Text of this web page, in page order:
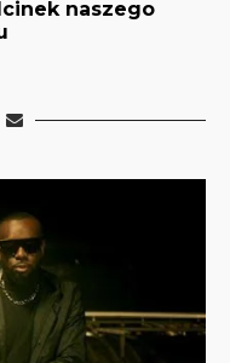
naszego